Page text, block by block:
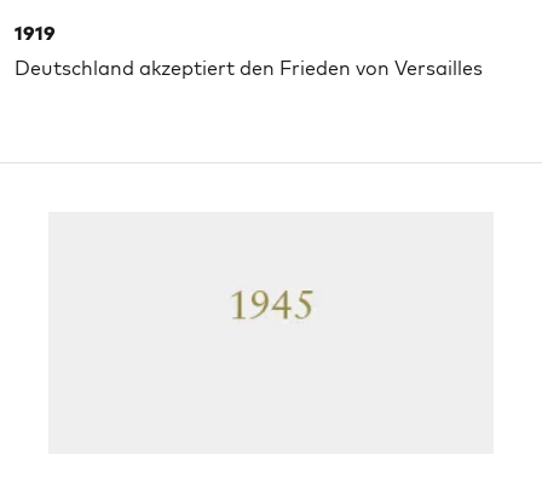
1919
Deutschland akzeptiert den Frieden von Versailles